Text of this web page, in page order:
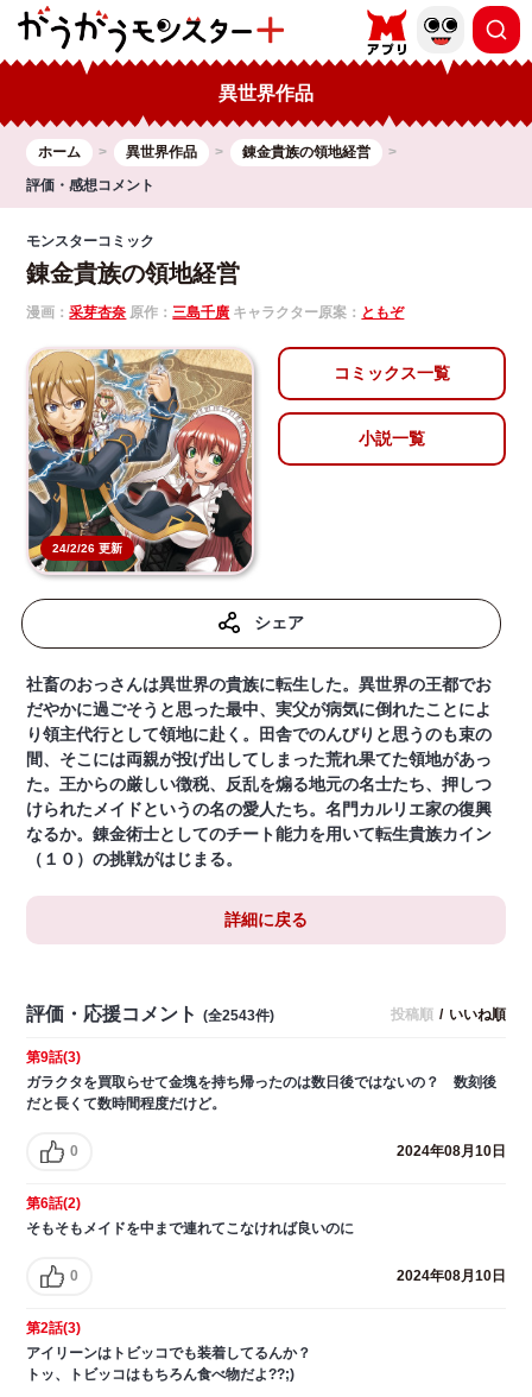
異世界作品
ホーム 異世界作品
錬金貴族の領地経営
評価・感想コメント
モンスターコミック
錬金貴族の領地経営
漫画：采芽杏奈 原作：三島千廣 キャラクター原案： ともぞ
24/2/26 更新
コミックス一覧
小説一覧
シェア
社畜のおっさんは異世界の貴族に転生した。異世界の王都でお
だやかに過ごそうと思った最中、実父が病気に倒れたことによ
り領主代行として領地に赴く。田舎でのんびりと思うのも束の
間、そこには両親が投げ出してしまった荒れ果てた領地があっ
た。王からの厳しい徴税、反乱を煽る地元の名士たち、押しつ
けられたメイドというの名の愛人たち。名門カルリエ家の復興
なるか。錬金術士としてのチート能力を用いて転生貴族カイン
（１０）の挑戦がはじまる。
詳細に戻る
評価・応援コメント (全2543件) 投稿順 / いいね順
第9話(3)
ガラクタを買取らせて金塊を持ち帰ったのは数日後ではないの？ 数刻後
だと長くて数時間程度だけど。
0 2024年08月10日
第6話(2)
そもそもメイドを中まで連れてこなければ良いのに
0 2024年08月10日
第2話(3)
アイリーンはトビッコでも装着してるんか？
トッ、トビッコはもちろん食べ物だよ??;)